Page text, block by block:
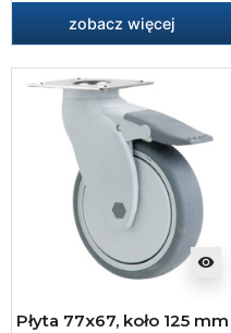
zobacz więcej
visibility
Płyta 77x67, koło 125 mm